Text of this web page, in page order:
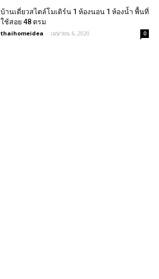
บ้านเดี่ยวสไตล์โมเดิร์น 1 ห้องนอน 1 ห้องน้ำ พื้นที่
ใช้สอย 48 ตรม
thaihomeidea - เมษายน 6, 2020 0